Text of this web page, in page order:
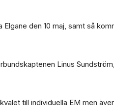
den 10 maj, samt så
Linus
till individuella EM men